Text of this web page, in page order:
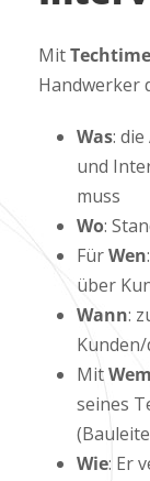
Mit
Handwerker
Was:
und
muss
Wo:
FürWen
über
Wann:
MitWem
seines
Wie: Er